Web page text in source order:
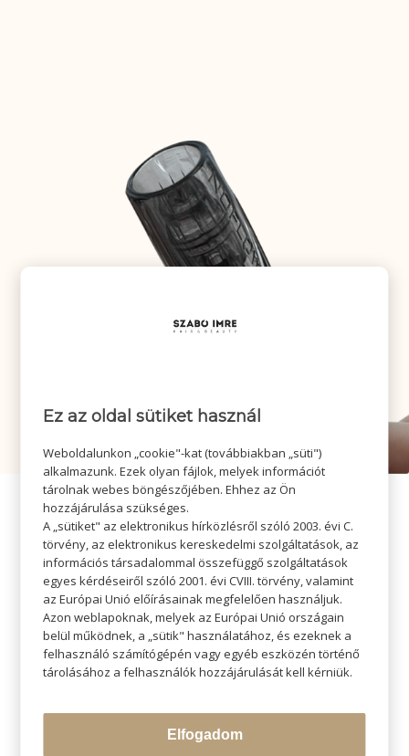
Ez az oldal sütiket használ
Weboldalunkon „cookie"-kat (továbbiakban „süti")
alkalmazunk. Ezek olyan fájlok, melyek információt
tárolnak webes böngészőjében. Ehhez az Ön
hozzájárulása szükséges.
A „sütiket" az elektronikus hírközlésről szóló 2003. évi C.
törvény, az elektronikus kereskedelmi szolgáltatások, az
információs társadalommal összefüggő szolgáltatások
egyes kérdéseiről szóló 2001. évi CVIII. törvény, valamint
az Európai Unió előírásainak megfelelően használjuk.
Azon weblapoknak, melyek az Európai Unió országain
belül működnek, a „sütik" használatához, és ezeknek a
felhasználó számítógépén vagy egyéb eszközén történő
tárolásához a felhasználók hozzájárulását kell kérniük.
Elfogadom